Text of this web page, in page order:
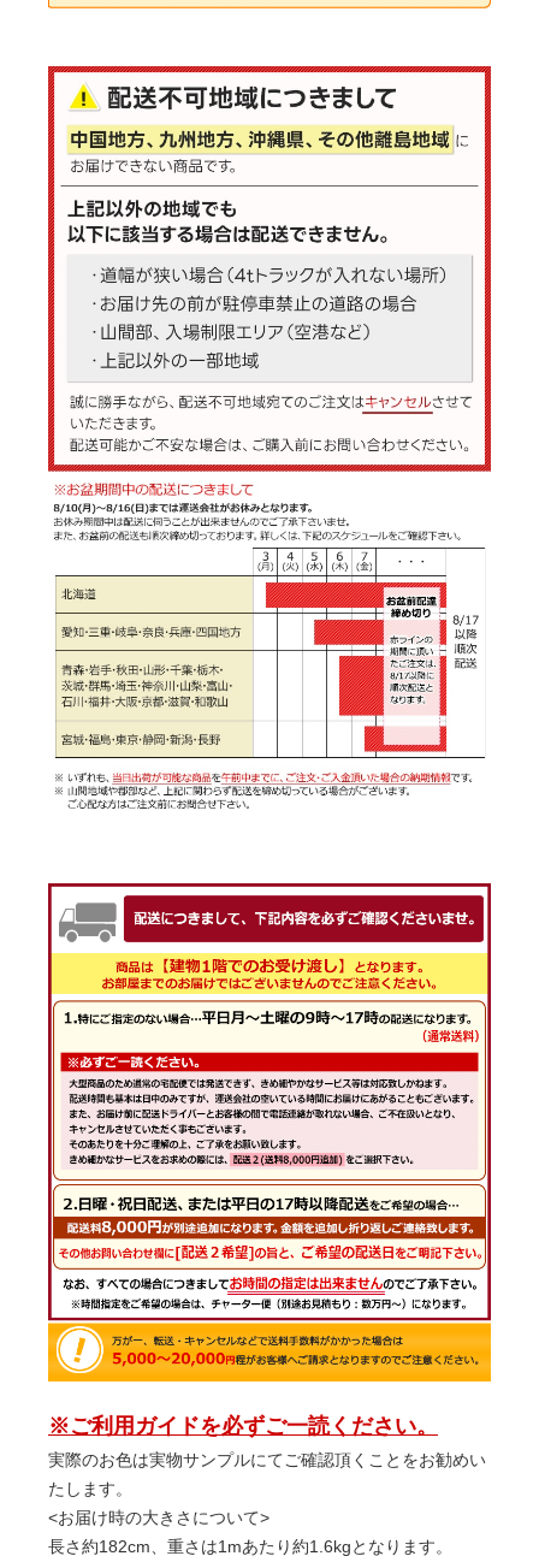
※ご利用ガイドを必ずご一読ください。
実際のお色は実物サンプルにてご確認頂くことをお勧めい
たします。
<お届け時の大きさについて>
長さ約182cm、重さは1mあたり約1.6kgとなります。